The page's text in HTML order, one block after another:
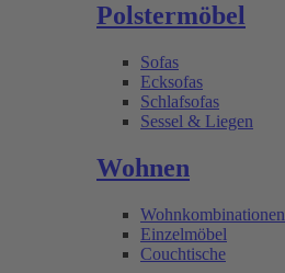
Polstermöbel
Sofas
Ecksofas
Schlafsofas
Sessel & Liegen
Wohnen
Wohnkombinationen
Einzelmöbel
Couchtische